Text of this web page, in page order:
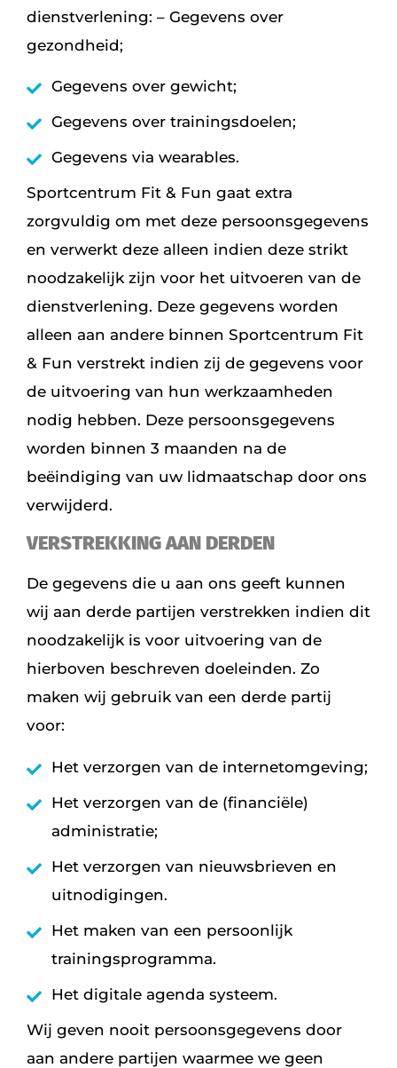
dienstverlening: – Gegevens over
gezondheid;
Gegevens over gewicht;
Gegevens over trainingsdoelen;
Gegevens via wearables.
Sportcentrum Fit & Fun gaat extra
zorgvuldig om met deze persoonsgegevens
en verwerkt deze alleen indien deze strikt
noodzakelijk zijn voor het uitvoeren van de
dienstverlening. Deze gegevens worden
alleen aan andere binnen Sportcentrum Fit
& Fun verstrekt indien zij de gegevens voor
de uitvoering van hun werkzaamheden
nodig hebben. Deze persoonsgegevens
worden binnen 3 maanden na de
beëindiging van uw lidmaatschap door ons
verwijderd.
VERSTREKKING AAN DERDEN
De gegevens die u aan ons geeft kunnen
wij aan derde partijen verstrekken indien dit
noodzakelijk is voor uitvoering van de
hierboven beschreven doeleinden. Zo
maken wij gebruik van een derde partij
voor:
Het verzorgen van de internetomgeving;
Het verzorgen van de (financiële)
administratie;
Het verzorgen van nieuwsbrieven en
uitnodigingen.
Het maken van een persoonlijk
trainingsprogramma.
Het digitale agenda systeem.
Wij geven nooit persoonsgegevens door
aan andere partijen waarmee we geen